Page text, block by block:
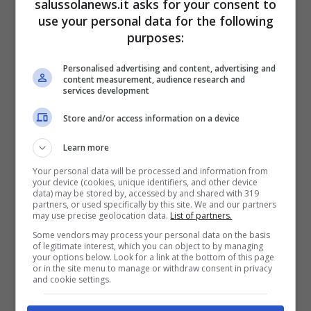
Tra le due litiganti, entra in
gioco Stefano De Martino
Persone vicine a Stefano De Martino hanno
è possibilenon abbia preso bene la lite
da diverse settimane vede coinvolte le sorelle
Rodriguez.La sua pauraè, come abbiamo
anticipato, che le tensioni famigliaripossano
compromettere la serenità del piccolo
Santiago, già messa a dura prova dai continui
tira e molla dei suoi genitori. E se
generalmente il ballerino non manifesta un
salussolanews.it asks for your consent to
use your personal data for the following
purposes:
Personalised advertising and content, advertising and
content measurement, audience research and
services development
Store and/or access information on a device
Learn more
Your personal data will be processed and information from
your device (cookies, unique identifiers, and other device
data) may be stored by, accessed by and shared with 319
partners, or used specifically by this site. We and our partners
may use precise geolocation data. List of partners.
Some vendors may process your personal data on the basis
of legitimate interest, which you can object to by managing
your options below. Look for a link at the bottom of this page
or in the site menu to manage or withdraw consent in privacy
and cookie settings.